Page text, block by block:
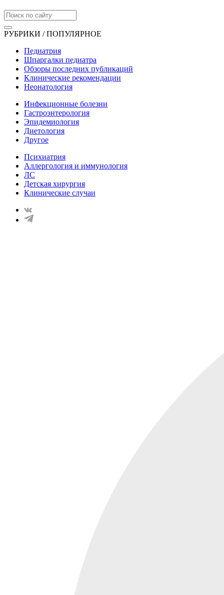
РУБРИКИ / ПОПУЛЯРНОЕ
Педиатрия
Шпаргалки педиатра
Обзоры последних публикаций
Клинические рекомендации
Неонатология
Инфекционные болезни
Гастроэнтерология
Эпидемиология
Диетология
Другое
Психиатрия
Аллергология и иммунология
ЛС
Детская хирургия
Клинические случаи